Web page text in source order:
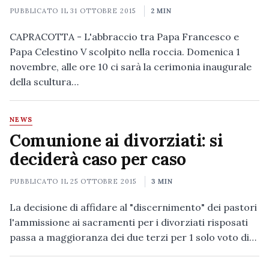
PUBBLICATO IL31 OTTOBRE 2015 2 MIN
CAPRACOTTA - L'abbraccio tra Papa Francesco e
Papa Celestino V scolpito nella roccia. Domenica 1
novembre, alle ore 10 ci sarà la cerimonia inaugurale
della scultura…
NEWS
Comunione ai divorziati: si
deciderà caso per caso
PUBBLICATO IL25 OTTOBRE 2015 3 MIN
La decisione di affidare al "discernimento" dei pastori
l'ammissione ai sacramenti per i divorziati risposati
passa a maggioranza dei due terzi per 1 solo voto di…